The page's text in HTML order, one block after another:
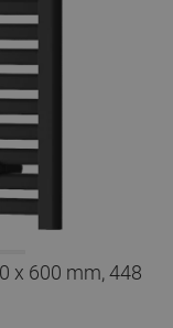
x 600 mm, 448